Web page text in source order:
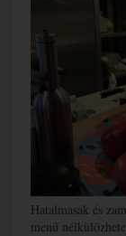
Hatalmasak és
menű